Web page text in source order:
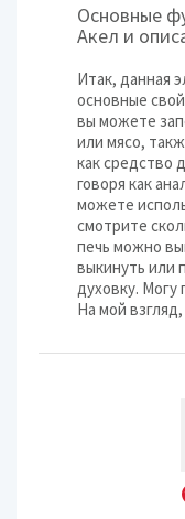
Основные
Акел и
Итак, данная
основные
вы можете
или мясо,
как средство
говоря как
можете
смотрите
печь можно
выкинуть или
духовку. Могу
На мой